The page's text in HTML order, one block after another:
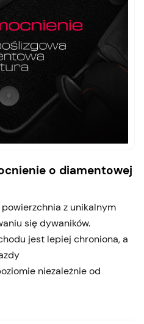
o diamentowej
z unikalnym
się dywaników.
jest lepiej chroniona, a
niezależnie od